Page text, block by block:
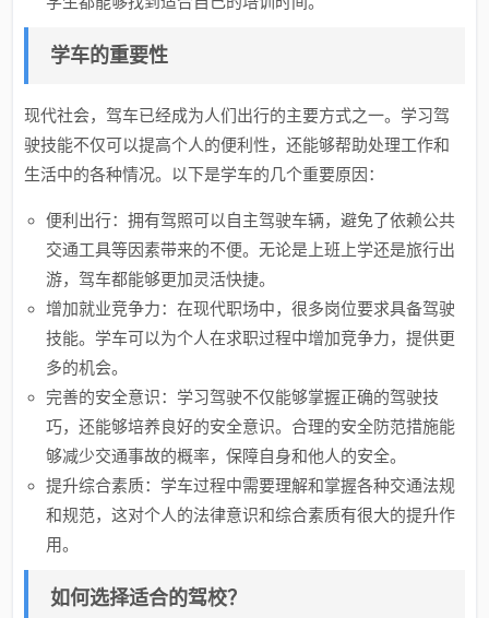
学车的重要性
现代社会，驾车已经成为人们出行的主要方式之一。学习驾
驶技能不仅可以提高个人的便利性，还能够帮助处理工作和
生活中的各种情况。以下是学车的几个重要原因：
便利出行：拥有驾照可以自主驾驶车辆，避免了依赖公共
交通工具等因素带来的不便。无论是上班上学还是旅行出
游，驾车都能够更加灵活快捷。
增加就业竞争力：在现代职场中，很多岗位要求具备驾驶
技能。学车可以为个人在求职过程中增加竞争力，提供更
多的机会。
完善的安全意识：学习驾驶不仅能够掌握正确的驾驶技
巧，还能够培养良好的安全意识。合理的安全防范措施能
够减少交通事故的概率，保障自身和他人的安全。
提升综合素质：学车过程中需要理解和掌握各种交通法规
和规范，这对个人的法律意识和综合素质有很大的提升作
用。
如何选择适合的驾校？